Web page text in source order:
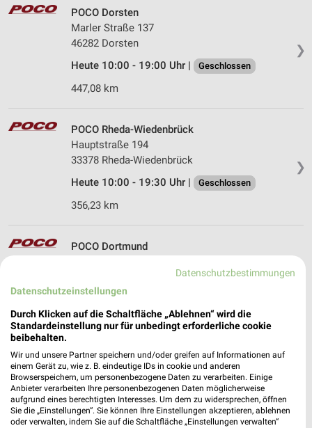
❯
POCO Dorsten
Marler Straße 137
46282 Dorsten
Heute 10:00 - 19:00 Uhr |
Geschlossen
447,08 km
❯
POCO Rheda-Wiedenbrück
Hauptstraße 194
33378 Rheda-Wiedenbrück
Heute 10:00 - 19:30 Uhr |
Geschlossen
356,23 km
POCO Dortmund
Heute 10:00 - 19:30 Uhr |
420,30 km
POCO Bielefeld
Detmolder Straße 351
33605 Bielefeld
Heute 10:00 - 19:30 Uhr | Geschlossen
Datenschutzbestimmungen
Datenschutzeinstellungen
Durch Klicken auf die Schaltfläche „Ablehnen“ wird die
Standardeinstellung nur für unbedingt erforderliche cookie
beibehalten.
Wir und unsere Partner speichern und/oder greifen auf Informationen auf
einem Gerät zu, wie z. B. eindeutige IDs in cookie und anderen
Browserspeichern, um personenbezogene Daten zu verarbeiten. Einige
Anbieter verarbeiten Ihre personenbezogenen Daten möglicherweise
aufgrund eines berechtigten Interesses. Um dem zu widersprechen, öffnen
Sie die „Einstellungen“. Sie können Ihre Einstellungen akzeptieren, ablehnen
oder verwalten, indem Sie auf die Schaltfläche „Einstellungen verwalten“